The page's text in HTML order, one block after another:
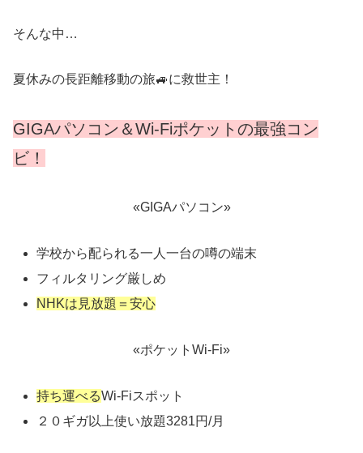
そんな中…
夏休みの長距離移動の旅🚙に救世主！
GIGAパソコン＆Wi-Fiポケットの最強コン
ビ！
«GIGAパソコン»
学校から配られる一人一台の噂の端末
フィルタリング厳しめ
NHKは見放題＝安心
«ポケットWi-Fi»
持ち運べるWi-Fiスポット
２０ギガ以上使い放題3281円/月